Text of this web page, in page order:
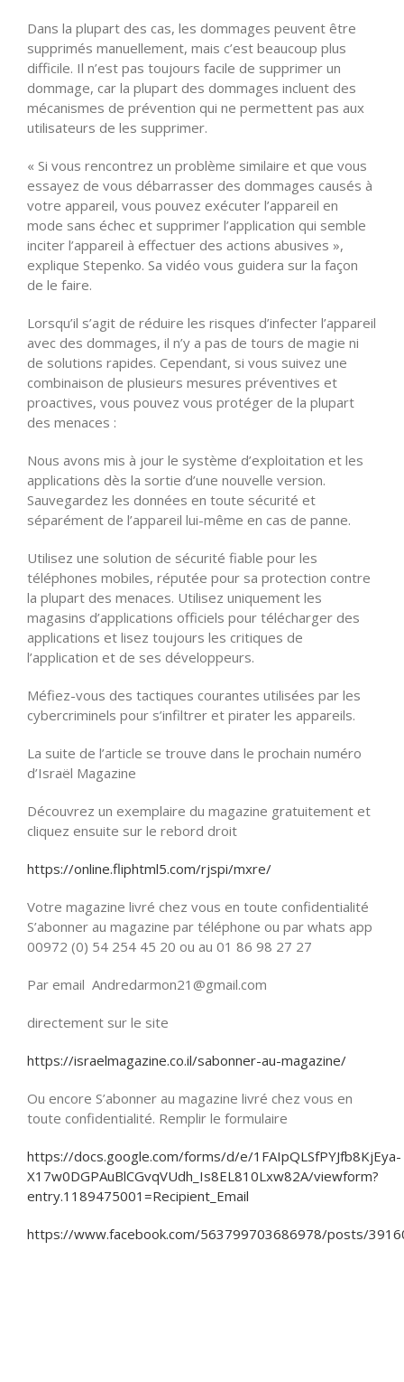
Dans la plupart des cas, les dommages peuvent être
supprimés manuellement, mais c’est beaucoup plus
difficile. Il n’est pas toujours facile de supprimer un
dommage, car la plupart des dommages incluent des
mécanismes de prévention qui ne permettent pas aux
utilisateurs de les supprimer.
« Si vous rencontrez un problème similaire et que vous
essayez de vous débarrasser des dommages causés à
votre appareil, vous pouvez exécuter l’appareil en
mode sans échec et supprimer l’application qui semble
inciter l’appareil à effectuer des actions abusives »,
explique Stepenko. Sa vidéo vous guidera sur la façon
de le faire.
Lorsqu’il s’agit de réduire les risques d’infecter l’appareil
avec des dommages, il n’y a pas de tours de magie ni
de solutions rapides. Cependant, si vous suivez une
combinaison de plusieurs mesures préventives et
proactives, vous pouvez vous protéger de la plupart
des menaces :
Nous avons mis à jour le système d’exploitation et les
applications dès la sortie d’une nouvelle version.
Sauvegardez les données en toute sécurité et
séparément de l’appareil lui-même en cas de panne.
Utilisez une solution de sécurité fiable pour les
téléphones mobiles, réputée pour sa protection contre
la plupart des menaces. Utilisez uniquement les
magasins d’applications officiels pour télécharger des
applications et lisez toujours les critiques de
l’application et de ses développeurs.
Méfiez-vous des tactiques courantes utilisées par les
cybercriminels pour s’infiltrer et pirater les appareils.
La suite de l’article se trouve dans le prochain numéro
d’Israël Magazine
Découvrez un exemplaire du magazine gratuitement et
cliquez ensuite sur le rebord droit
https://online.fliphtml5.com/rjspi/mxre/
Votre magazine livré chez vous en toute confidentialité
S’abonner au magazine par téléphone ou par whats app
00972 (0) 54 254 45 20 ou au 01 86 98 27 27
Par email Andredarmon21@gmail.com
directement sur le site
https://israelmagazine.co.il/sabonner-au-magazine/
Ou encore S’abonner au magazine livré chez vous en
toute confidentialité. Remplir le formulaire
https://docs.google.com/forms/d/e/1FAIpQLSfPYJfb8KjEya-
X17w0DGPAuBlCGvqVUdh_Is8EL810Lxw82A/viewform?
entry.1189475001=Recipient_Email
https://www.facebook.com/563799703686978/posts/